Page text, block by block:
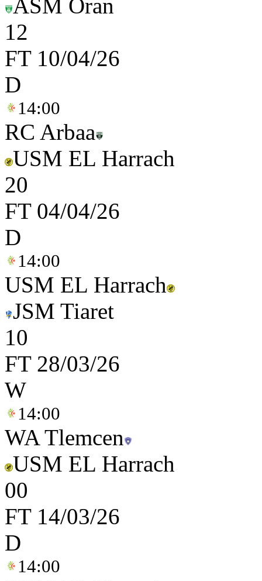
ASM Oran
12
FT 10/04/26
D
14:00
RC Arbaa
USM EL Harrach
20
FT 04/04/26
D
14:00
USM EL Harrach
JSM Tiaret
10
FT 28/03/26
W
14:00
WA Tlemcen
USM EL Harrach
00
FT 14/03/26
D
14:00